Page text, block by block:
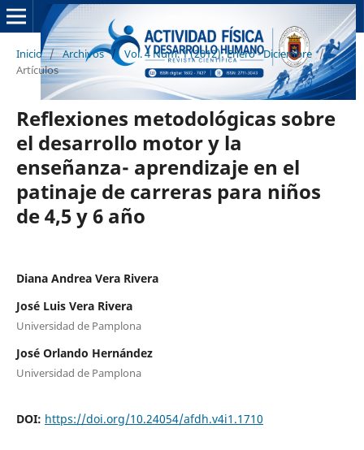
Inicio / Archivos / Vol. 4 Núm. 1 (2012): Enero - Diciembre /
Artículos
Reflexiones metodológicas sobre
el desarrollo motor y la
enseñanza- aprendizaje en el
patinaje de carreras para niños
de 4,5 y 6 año
Diana Andrea Vera Rivera
José Luis Vera Rivera
Universidad de Pamplona
José Orlando Hernández
Universidad de Pamplona
DOI: https://doi.org/10.24054/afdh.v4i1.1710